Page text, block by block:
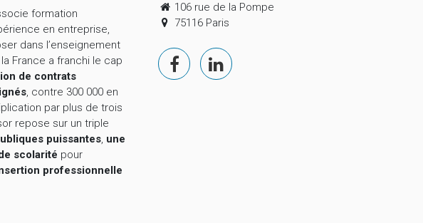
formation
en entreprise,
dans l’enseignement
France a franchi le cap
de contrats
, contre 300 000 en
par plus de trois
repose sur un triple
puissantes, une
scolarité pour
professionnelle
106 rue de la Pompe
75116 Paris